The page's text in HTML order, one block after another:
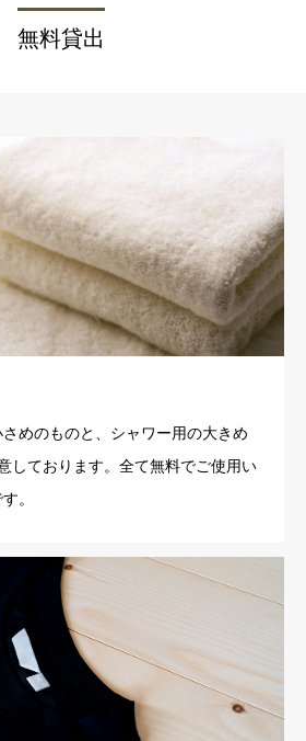
無料貸出
めのものと、シャワー用の大きめ
しております。全て無料でご使用い
。